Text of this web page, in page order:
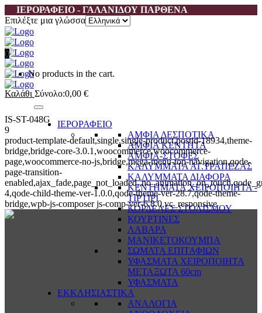
ΙΕΡΟΡΑΦΕΙΟ - ΓΑΛΑΝΙΔΟΥ ΠΑΡΘΕΝΑ
Επιλέξτε μια γλώσσα
0
No products in the cart.
Καλάθι Σύνολο:0,00 €
ΙΕΡΟΡΑΦΕΙΟ
ΑΜΦΙΑ ΔΕΣΠΟΤΙΚΑ
ΑΜΦΙΑ ΚΕΝΤΗΤΑ
ΑΜΦΙΑ-ΣΤΟΦΕΣ
ΚΑΛΥΜΜΑΤΑ ΑΓ.ΤΡΑΠΕΖΑΣ
ΚΑΛΥΜΜΑΤΑ ΔΙΑΦΟΡΑ
ΚΕΝΤΗΜΑΤΑ ΧΕΙΡΟΠΟΙΗΤΑ -
ΤΙΡΤΙΡΙ
ΚΟΡΔΕΛΕΣ ΣΤΟΛΙΣΜΟΥ
ΚΟΥΡΤΙΝΕΣ
ΛΑΒΑΡΑ
ΜΑΝΙΚΕΤΟΚΟΥΜΠΑ
ΣΩΜΑΤΑ ΕΠΙΤΑΦΙΩΝ
ΥΦΑΣΜΑΤΑ ΧΕΙΡΟΠΟΙΗΤΑ
ΜΕΤΑΞΩΤΑ 60cm
ΥΦΑΣΜΑΤΑ
ΕΚΚΛΗΣΙΑΣΤΙΚΑ
ΑΝΑΛΟΓΙΑ
IS-ST-048G
9
product-template-default,single,single-product,postid-18934,theme-
bridge,bridge-core-3.0.1,woocommerce,woocommerce-
page,woocommerce-no-js,bridge,mega-menu-top-navigation,qode-
page-transition-
4,qode-child-theme-ver-1.0.0,qode-theme-ver-28.7,qode-theme-
bridge,wpb-js-composer js-comp-ver-6.8.0,vc_responsive